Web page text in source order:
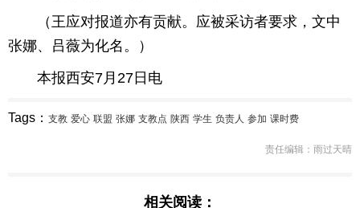
（王应对报道亦有贡献。应被采访者要求，文中
张娜、吕薇为化名。）
本报西安7月27日电
Tags： 支教 爱心 联盟 张娜 支教点 陕西 学生 负责人 参加 课时费
责任编辑：雨过天晴
相关阅读：